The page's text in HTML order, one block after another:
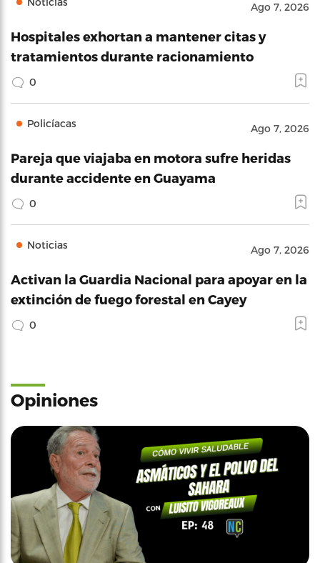
Ago 7, 2026
Hospitales exhortan a mantener citas y
tratamientos durante racionamiento
0
Policíacas Ago 7, 2026
Pareja que viajaba en motora sufre heridas
durante accidente en Guayama
0
Noticias Ago 7, 2026
Activan la Guardia Nacional para apoyar en la
extinción de fuego forestal en Cayey
0
Opiniones